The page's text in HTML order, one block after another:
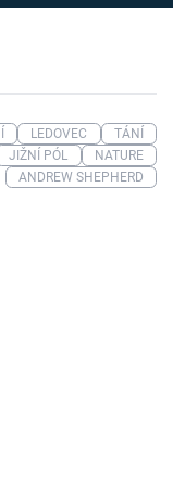
LEDOVEC
TÁNÍ
JIŽNÍ PÓL
NATURE
ANDREW SHEPHERD